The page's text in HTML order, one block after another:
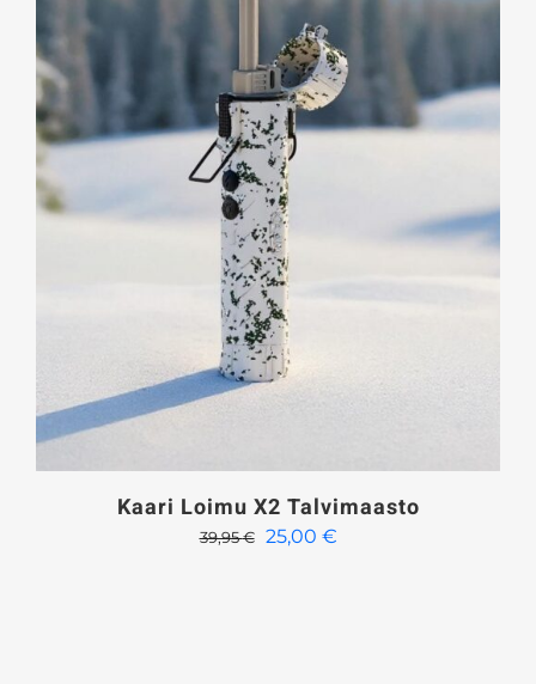
Kaari Loimu X2 Talvimaasto
39,95€ Alkuperäinen
25,00 €Nykyinen